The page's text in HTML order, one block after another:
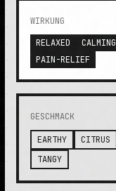
WIRKUNG
RELAXED
CALMING
PAIN-RELIEF
GESCHMACK
EARTHY CITRUS
TANGY